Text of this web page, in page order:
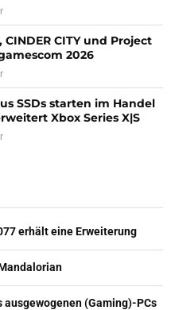
CINDER CITY und Project
2026
SSDs starten im Handel
Xbox Series X|S
erhält eine Erweiterung
ausgewogenen (Gaming)-PCs